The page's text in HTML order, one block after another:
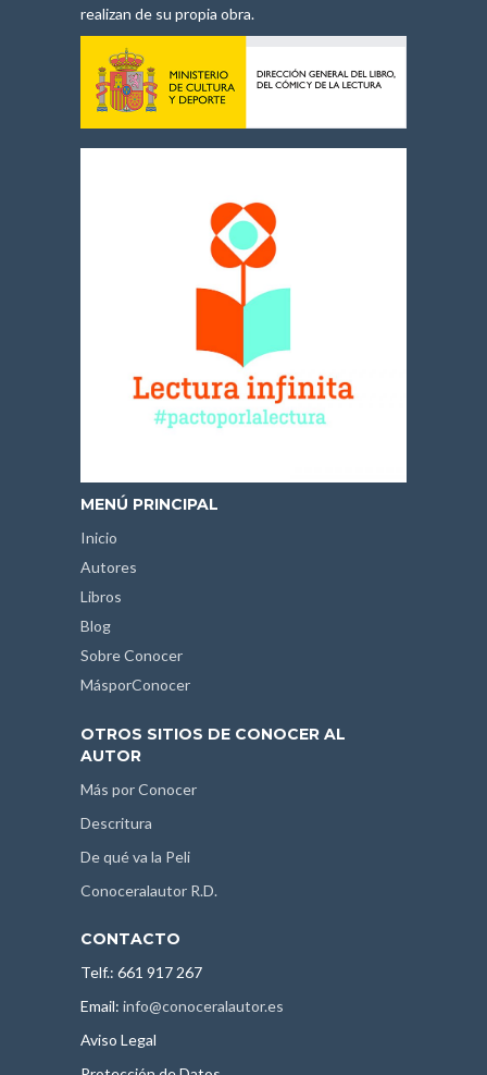
realizan de su propia obra.
MENÚ PRINCIPAL
Inicio
Autores
Libros
Blog
Sobre Conocer
MásporConocer
OTROS SITIOS DE CONOCER AL
AUTOR
Más por Conocer
Descritura
De qué va la Peli
Conoceralautor R.D.
CONTACTO
Telf.: 661 917 267
Email: info@conoceralautor.es
Aviso Legal